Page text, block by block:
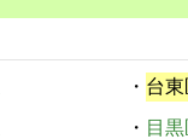
・ 台東
・ 目